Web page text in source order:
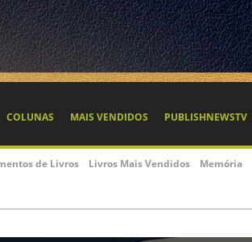
COLUNAS MAIS VENDIDOS PUBLISHNEWSTV
de Livros Livros Mais Vendidos Memória